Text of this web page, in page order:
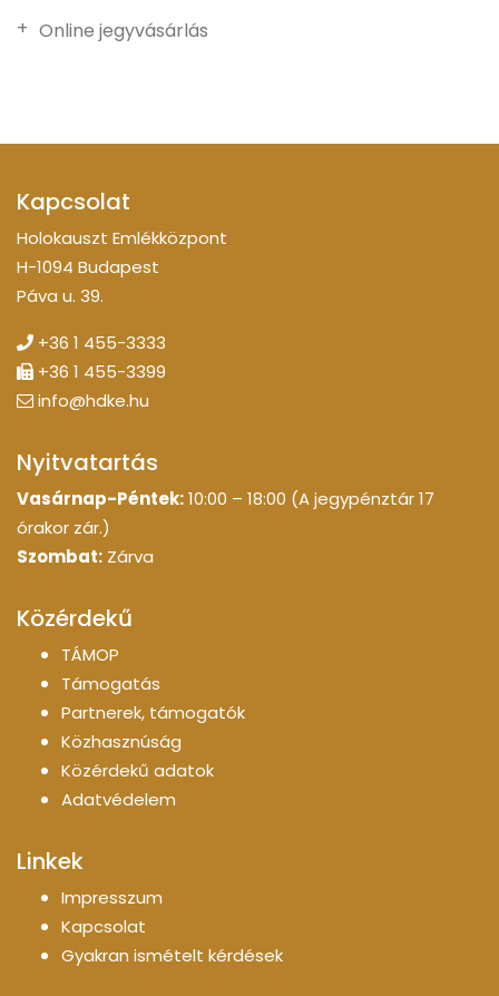
Online jegyvásárlás
Kapcsolat
Holokauszt Emlékközpont
H-1094 Budapest
Páva u. 39.
+36 1 455-3333
+36 1 455-3399
info@hdke.hu
Nyitvatartás
Vasárnap-Péntek:10:00 – 18:00 (A jegypénztár 17
órakor zár.)
Szombat: Zárva
Közérdekű
TÁMOP
Támogatás
Partnerek, támogatók
Közhasznúság
Közérdekű adatok
Adatvédelem
Linkek
Impresszum
Kapcsolat
Gyakran ismételt kérdések